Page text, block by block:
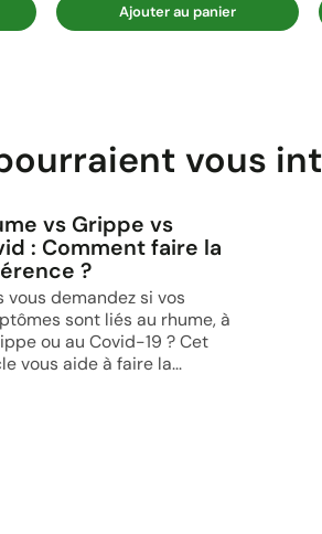
Ajouter au panier
vous
vs Grippe vs
: Comment faire la
?
vous demandez si vos
sont liés au rhume, à
ou au Covid-19 ? Cet
vous aide à faire la...